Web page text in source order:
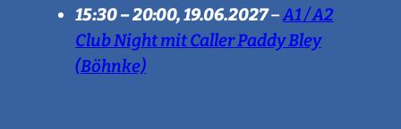
15:30–20:00,19.06.2027–A1 / A2
Club Night mit Caller Paddy Bley
(Böhnke)